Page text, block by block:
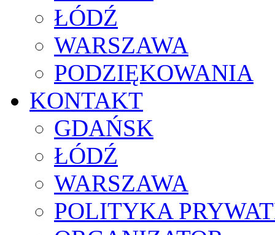
ŁÓDŹ
WARSZAWA
PODZIĘKOWANIA
KONTAKT
GDAŃSK
ŁÓDŹ
WARSZAWA
POLITYKA